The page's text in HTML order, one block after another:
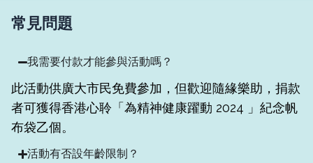
常見問題
我需要付款才能參與活動嗎？
此活動供廣大市民免費參加，但歡迎隨緣樂助，捐款
者可獲得香港心聆「為精神健康躍動 2024 」紀念帆
布袋乙個。
活動有否設年齡限制？